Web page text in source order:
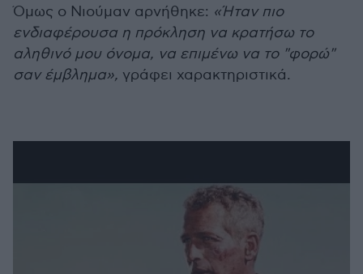
Όμως ο Νιούμαν αρνήθηκε: «Ήταν πιο
ενδιαφέρουσα η πρόκληση να κρατήσω το
αληθινό μου όνομα, να επιμένω να το "φορώ"
σαν έμβλημα», γράφει χαρακτηριστικά.